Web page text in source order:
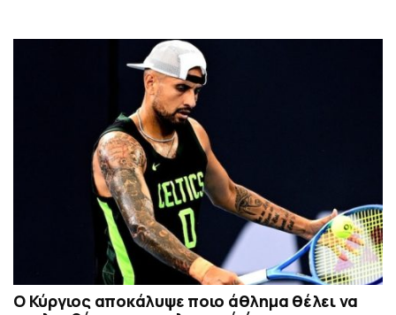
Ο Κύργιος αποκάλυψε ποιο άθλημα θέλει να